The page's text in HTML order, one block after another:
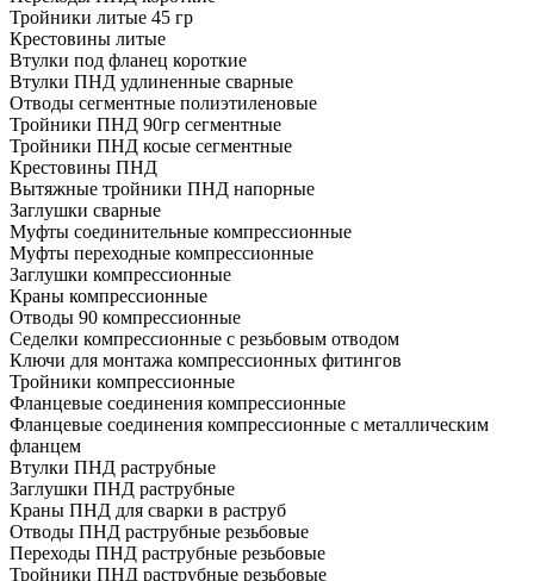
Тройники литые 45 гр
Крестовины литые
Втулки под фланец короткие
Втулки ПНД удлиненные сварные
Отводы сегментные полиэтиленовые
Тройники ПНД 90гр сегментные
Тройники ПНД косые сегментные
Крестовины ПНД
Вытяжные тройники ПНД напорные
Заглушки сварные
Муфты соединительные компрессионные
Муфты переходные компрессионные
Заглушки компрессионные
Краны компрессионные
Отводы 90 компрессионные
Седелки компрессионные с резьбовым отводом
Ключи для монтажа компрессионных фитингов
Тройники компрессионные
Фланцевые соединения компрессионные
Фланцевые соединения компрессионные с металлическим
фланцем
Втулки ПНД раструбные
Заглушки ПНД раструбные
Краны ПНД для сварки в раструб
Отводы ПНД раструбные резьбовые
Переходы ПНД раструбные резьбовые
Тройники ПНД раструбные резьбовые